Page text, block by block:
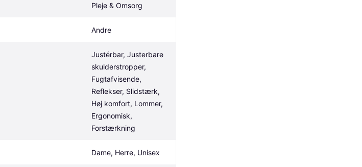
Pleje & Omsorg
Andre
Justérbar, Justerbare
skulderstropper,
Fugtafvisende,
Reflekser, Slidstærk,
Høj komfort, Lommer,
Ergonomisk,
Forstærkning
Dame, Herre, Unisex